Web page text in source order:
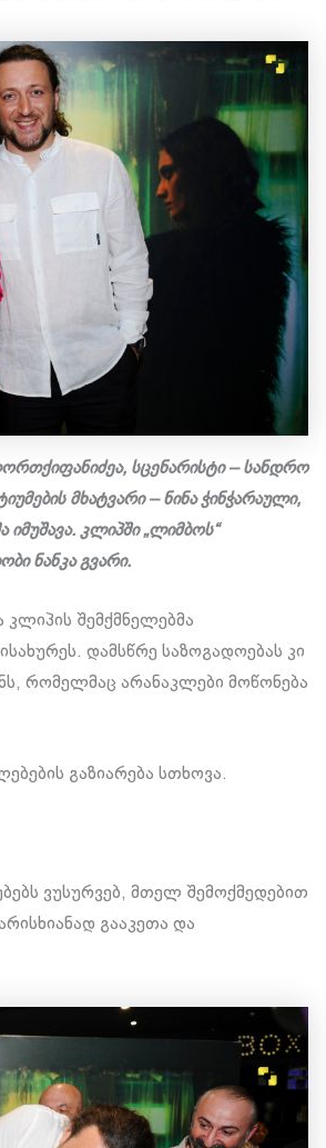
სცენარისტი – სანდრო
მხატვარი – ნინა ჭინჭარაული,
კლიპში „ლიმბოს“
ნანკა გვარი.
კლიპის შემქმნელებმა
დამსწრე საზოგადოებას კი
რომელმაც არანაკლები მოწონება
გაზიარება სთხოვა.
ვუსურვებ, მთელ შემოქმედებით
გააკეთა და